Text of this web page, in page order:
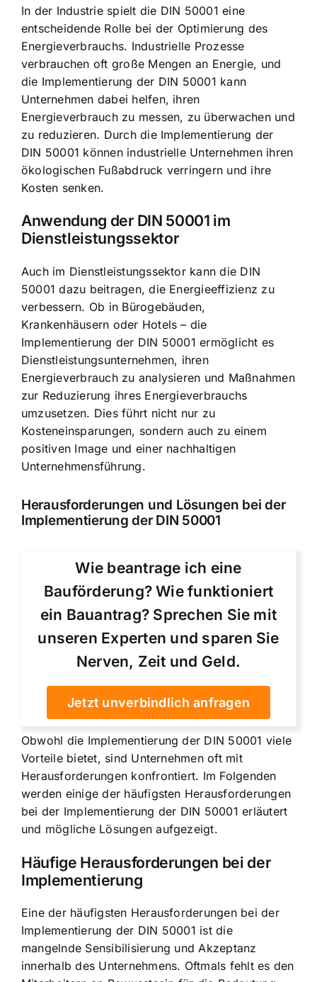
In der Industrie spielt die DIN 50001 eine
entscheidende Rolle bei der Optimierung des
Energieverbrauchs. Industrielle Prozesse
verbrauchen oft große Mengen an Energie, und
die Implementierung der DIN 50001 kann
Unternehmen dabei helfen, ihren
Energieverbrauch zu messen, zu überwachen und
zu reduzieren. Durch die Implementierung der
DIN 50001 können industrielle Unternehmen ihren
ökologischen Fußabdruck verringern und ihre
Kosten senken.
Anwendung der DIN 50001 im
Dienstleistungssektor
Auch im Dienstleistungssektor kann die DIN
50001 dazu beitragen, die Energieeffizienz zu
verbessern. Ob in Bürogebäuden,
Krankenhäusern oder Hotels – die
Implementierung der DIN 50001 ermöglicht es
Dienstleistungsunternehmen, ihren
Energieverbrauch zu analysieren und Maßnahmen
zur Reduzierung ihres Energieverbrauchs
umzusetzen. Dies führt nicht nur zu
Kosteneinsparungen, sondern auch zu einem
positiven Image und einer nachhaltigen
Unternehmensführung.
Herausforderungen und Lösungen bei der
Implementierung der DIN 50001
Wie beantrage ich eine
Bauförderung? Wie funktioniert
ein Bauantrag? Sprechen Sie mit
unseren Experten und sparen Sie
Nerven, Zeit und Geld.
Jetzt unverbindlich anfragen
Obwohl die Implementierung der DIN 50001 viele
Vorteile bietet, sind Unternehmen oft mit
Herausforderungen konfrontiert. Im Folgenden
werden einige der häufigsten Herausforderungen
bei der Implementierung der DIN 50001 erläutert
und mögliche Lösungen aufgezeigt.
Häufige Herausforderungen bei der
Implementierung
Eine der häufigsten Herausforderungen bei der
Implementierung der DIN 50001 ist die
mangelnde Sensibilisierung und Akzeptanz
innerhalb des Unternehmens. Oftmals fehlt es den